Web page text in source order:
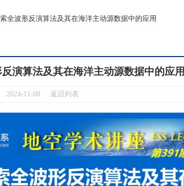
全波形反演算法及其在海洋主动源数据中的应用
演算法及其在海洋主动源数据中的应用
2024-11-08 返回列表